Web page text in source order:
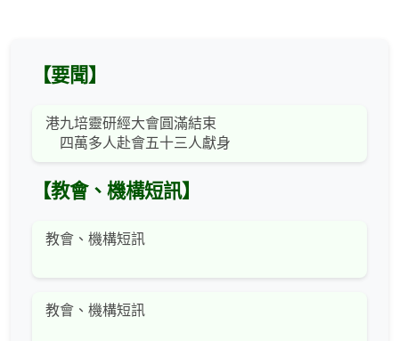
【要聞】
港九培靈研經大會圓滿結束
四萬多人赴會五十三人獻身
【教會、機構短訊】
教會、機構短訊
教會、機構短訊